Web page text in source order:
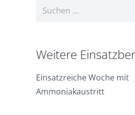
Suchen
Weitere
Einsatzreiche Woche mit
Ammoniakaustritt